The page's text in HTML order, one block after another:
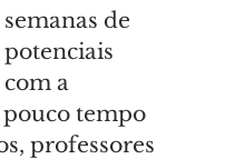
de
a
tempo
professores